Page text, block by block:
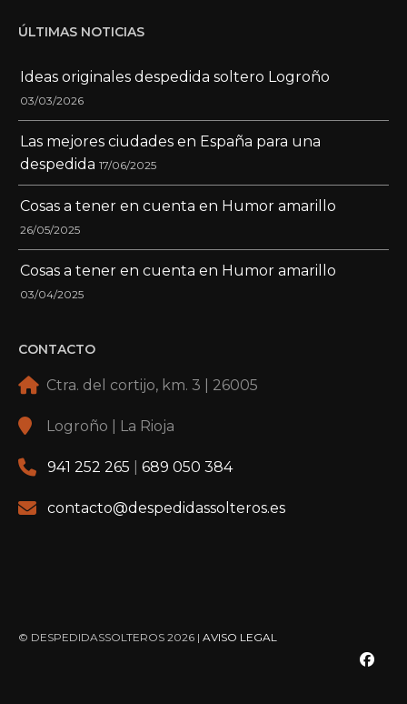
ÚLTIMAS NOTICIAS
Ideas originales despedida soltero Logroño
03/03/2026
Las mejores ciudades en España para una
despedida 17/06/2025
Cosas a tener en cuenta en Humor amarillo
26/05/2025
Cosas a tener en cuenta en Humor amarillo
03/04/2025
CONTACTO
Ctra. del cortijo, km. 3 | 26005
Logroño | La Rioja
941 252 265 689 050 384
contacto@despedidassolteros.es
© DESPEDIDASSOLTEROS 2026 | AVISO LEGAL